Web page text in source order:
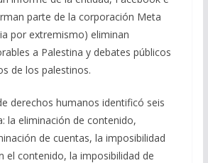
parte de la corporación Meta
por extremismo) eliminan
a Palestina y debates públicos
de los palestinos.
derechos humanos identificó seis
la eliminación de contenido,
de cuentas, la imposibilidad
el contenido, la imposibilidad de